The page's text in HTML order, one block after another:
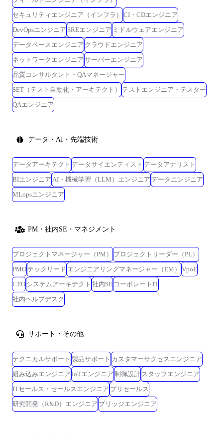
セキュリティエンジニア（インフラ）
CI・CDエンジニア
DevOpsエンジニア SREエンジニア ミドルウェアエンジニア
データベースエンジニア クラウドエンジニア
ネットワークエンジニア サーバーエンジニア
品質コンサルタント・QAマネージャー
SET（テスト自動化・アーキテクト）
テストエンジニア・テスター
QAエンジニア
データ・AI・先端技術
データアーキテクト データサイエンティスト データアナリスト
BIエンジニア AI・機械学習（LLM）エンジニア データエンジニア
MLopsエンジニア
PM・社内SE・マネジメント
プロジェクトマネージャー（PM）
プロジェクトリーダー（PL）
PMO テックリード エンジニアリングマネージャー（EM）
VpoE
CTO システムアーキテクト 社内SE コーポレートIT
社内ヘルプデスク
サポート・その他
テクニカルサポート 製品サポート カスタマーサクセスエンジニア
組み込みエンジニア IoTエンジニア 制御設計 スタッフエンジニア
ITセールス・セールスエンジニア プリセールス
研究開発（R&D）エンジニア ブリッジエンジニア